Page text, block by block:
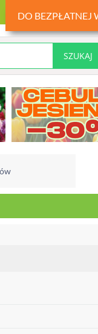
DO BEZPŁATNEJ